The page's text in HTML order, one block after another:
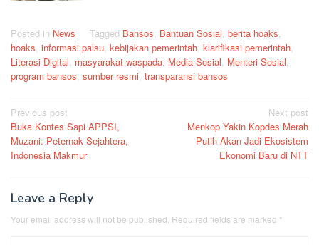
Posted in News Tagged Bansos, Bantuan Sosial, berita hoaks,
hoaks, informasi palsu, kebijakan pemerintah, klarifikasi pemerintah,
Literasi Digital, masyarakat waspada, Media Sosial, Menteri Sosial,
program bansos, sumber resmi, transparansi bansos
Post
navigation
Previous post
Buka Kontes Sapi APPSI,
Muzani: Peternak Sejahtera,
Indonesia Makmur
Next post
Menkop Yakin Kopdes Merah
Putih Akan Jadi Ekosistem
Ekonomi Baru di NTT
Leave a Reply
Your email address will not be published. Required fields are marked *